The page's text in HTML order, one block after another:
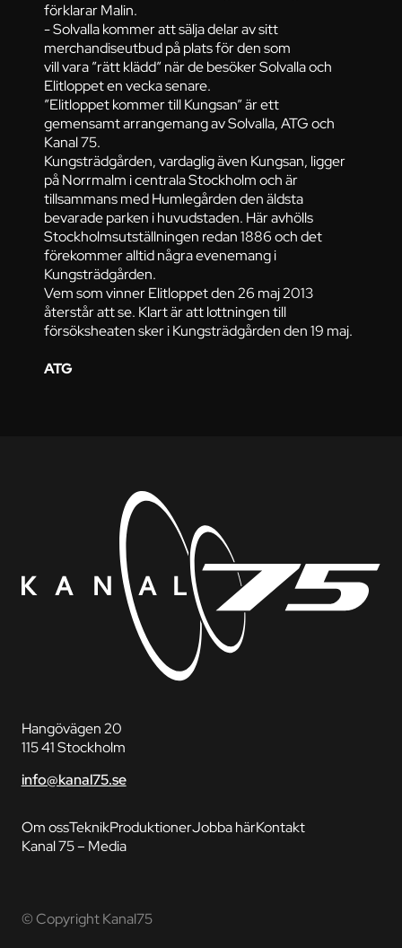
förklarar Malin.
- Solvalla kommer att sälja delar av sitt
merchandiseutbud på plats för den som
vill vara ”rätt klädd” när de besöker Solvalla och
Elitloppet en vecka senare.
”Elitloppet kommer till Kungsan” är ett
gemensamt arrangemang av Solvalla, ATG och
Kanal 75.
Kungsträdgården, vardaglig även Kungsan, ligger
på Norrmalm i centrala Stockholm och är
tillsammans med Humlegården den äldsta
bevarade parken i huvudstaden. Här avhölls
Stockholmsutställningen redan 1886 och det
förekommer alltid några evenemang i
Kungsträdgården.
Vem som vinner Elitloppet den 26 maj 2013
återstår att se. Klart är att lottningen till
försöksheaten sker i Kungsträdgården den 19 maj.
ATG
Hangövägen 20
115 41 Stockholm
info@kanal75.se
Om ossTeknikProduktionerJobba härKontakt
Kanal 75 – Media
© Copyright Kanal75